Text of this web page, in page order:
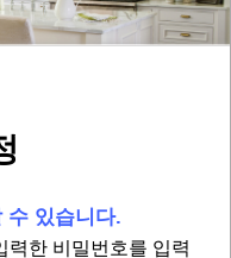
수 있습니다.
력한 비밀번호를 입력